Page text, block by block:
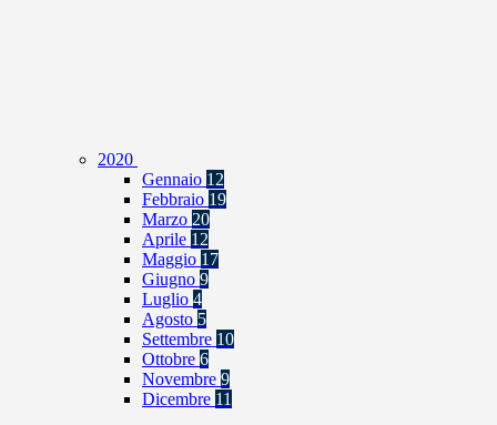
2020
Gennaio 12
Febbraio 19
Marzo 20
Aprile 12
Maggio 17
Giugno 9
Luglio 4
Agosto 5
Settembre 10
Ottobre 6
Novembre 9
Dicembre 11